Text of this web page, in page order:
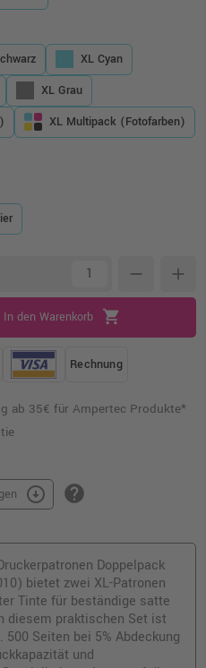
XL Cyan
XL Grau
XL Multipack (Fotofarben)
remove add
In den Warenkorb shopping_cart
Rechnung
ab 35€ für Ampertec Produkte*
arrow_circle_down help
Doppelpack
bietet zwei XL-Patronen
Tinte für beständige satte
diesem praktischen Set ist
Seiten bei 5% Abdeckung
und